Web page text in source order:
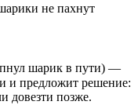
не пахнут
шарик в пути) —
и предложит решение:
довезти позже.